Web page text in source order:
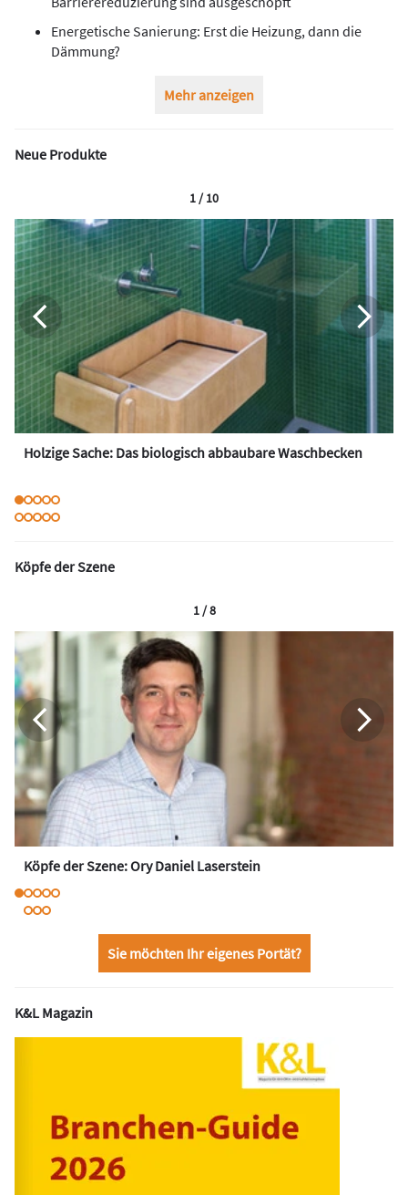
Energetische Sanierung: Erst die Heizung, dann die
Dämmung?
Mehr anzeigen
Neue Produkte
Holzige Sache: Das biologisch abbaubare Waschbecken
1 / 10
Köpfe der Szene
Köpfe der Szene: Ory Daniel Laserstein
1 / 8
Sie möchten Ihr eigenes Portät?
K&L Magazin